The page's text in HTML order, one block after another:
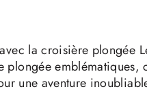
la croisière plongée
plongée emblématiques,
une aventure